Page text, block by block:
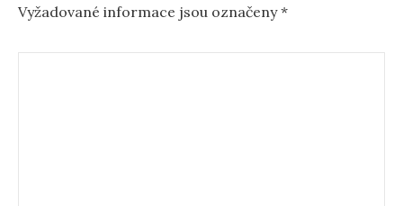
Vyžadované informace jsou označeny*